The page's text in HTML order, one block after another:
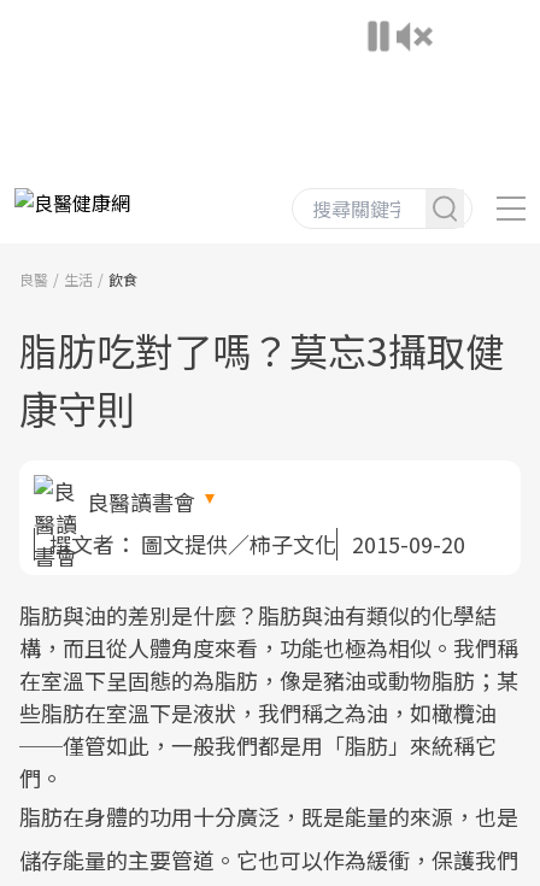
良醫 生活 飲食
脂肪吃對了嗎？莫忘3攝取健
康守則
良醫讀書會
撰文者： 圖文提供／柿子文化 2015-09-20
脂肪與油的差別是什麼？脂肪與油有類似的化學結
構，而且從人體角度來看，功能也極為相似。我們稱
在室溫下呈固態的為脂肪，像是豬油或動物脂肪；某
些脂肪在室溫下是液狀，我們稱之為油，如橄欖油
──僅管如此，一般我們都是用「脂肪」來統稱它
們。
脂肪在身體的功用十分廣泛，既是能量的來源，也是
儲存能量的主要管道。它也可以作為緩衝，保護我們